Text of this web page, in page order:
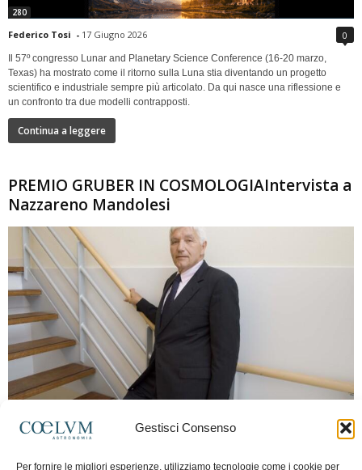
Gestisci Consenso
Per fornire le migliori esperienze, utilizziamo tecnologie come i cookie per
280
Federico Tosi - 17 Giugno 2026 0
Il 57º congresso Lunar and Planetary Science Conference (16-20 marzo,
Texas) ha mostrato come il ritorno sulla Luna stia diventando un progetto
scientifico e industriale sempre più articolato. Da qui nasce una riflessione e
un confronto tra due modelli contrapposti.
Continua a leggere
PREMIO GRUBER IN COSMOLOGIAIntervista a
Nazzareno Mandolesi
Frida Paolella - 16 Giugno 2026 0
spaziale europea e della missione Planck. Il dialogo ripercorre i principali